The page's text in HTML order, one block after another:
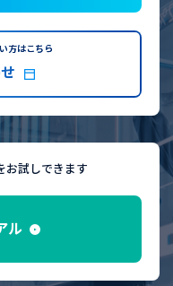
方はこちら
お試しできます
ル